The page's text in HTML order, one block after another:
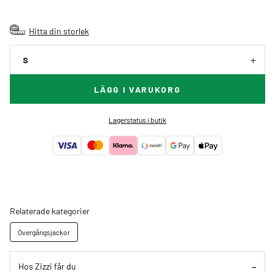
Hitta din storlek
S
LÄGG I VARUKORG
Lagerstatus i butik
Relaterade kategorier
Övergångsjackor
Hos Zizzi får du